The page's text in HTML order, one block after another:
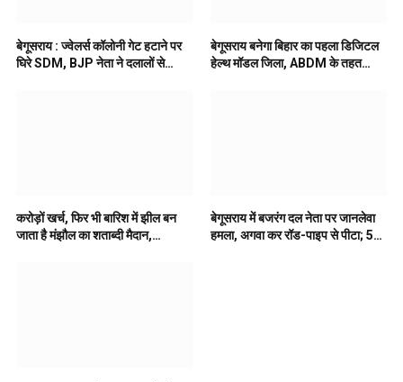
बेगूसराय : ज्वेलर्स कॉलोनी गेट हटाने पर
घिरे SDM, BJP नेता ने दलालों से
बेगूसराय बनेगा बिहार का पहला डिजिटल
हेल्थ मॉडल जिला, ABDM के तहत
करोड़ों खर्च, फिर भी बारिश में झील बन
जाता है मंझौल का शताब्दी मैदान,
बेगूसराय में बजरंग दल नेता पर जानलेवा
हमला, अगवा कर रॉड-पाइप से पीटा; 5